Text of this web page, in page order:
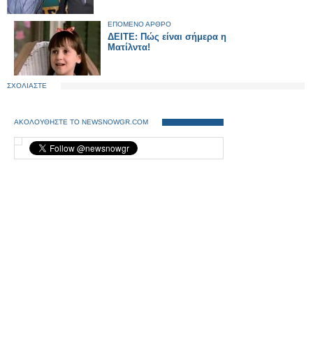
ΕΠΟΜΕΝΟ ΑΡΘΡΟ
ΔΕΙΤΕ: Πώς είναι σήμερα η
Ματίλντα!
ΣΧΟΛΙΑΣΤΕ
ΑΚΟΛΟΥΘΗΣΤΕ ΤΟ NEWSNOWGR.COM